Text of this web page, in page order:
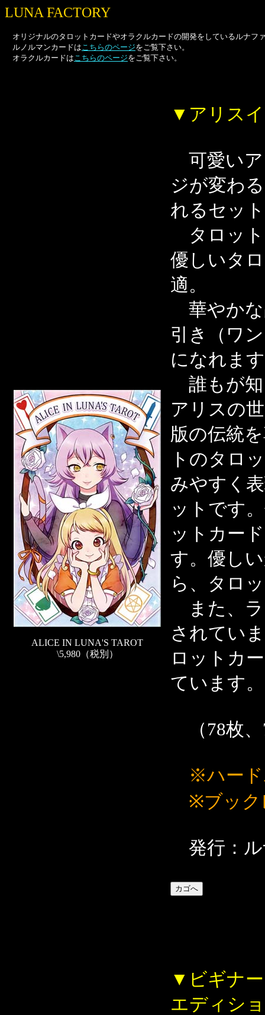
LUNA FACTORY
オリジナルのタロットカードやオラクルカードの開発をしているルナフ
ルノルマンカードはこちらのページをご覧下さい。
オラクルカードはこちらのページをご覧下さい。
ALICE IN LUNA'S TAROT
\5,980（税別）
▼アリス
可愛いア
ジが変わ
れるセッ
タロット
優しいタ
適。
華やかな
引き（ワ
になれま
誰もが知
アリスの
版の伝統
トのタロ
みやすく
ットです
ットカー
す。優し
ら、タロ
また、ラ
されてい
ロットカ
ています。
（78枚、
※ハー
※ブック
発行：ル
▼ビギナ
エディシ